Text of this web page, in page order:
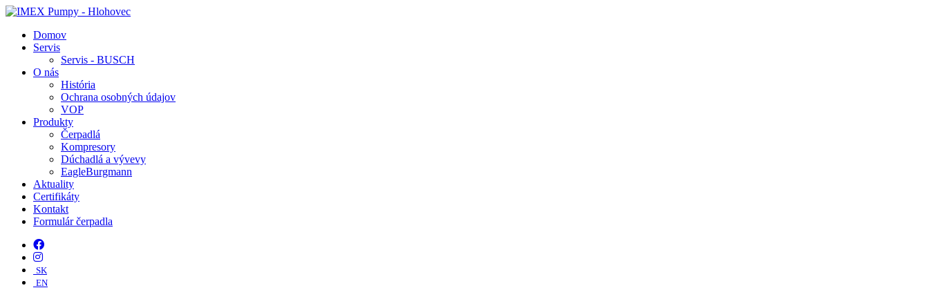
Domov
Servis
Servis - BUSCH
O nás
História
Ochrana osobných údajov
VOP
Produkty
Čerpadlá
Kompresory
Dúchadlá a vývevy
EagleBurgmann
Aktuality
Certifikáty
Kontakt
Formulár čerpadla
SK
EN